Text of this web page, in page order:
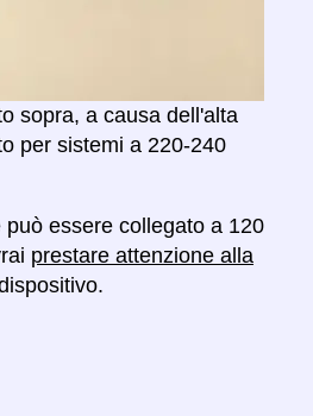
sopra, a causa dell'alta
per sistemi a 220-240
essere collegato a 120
prestare attenzione alla